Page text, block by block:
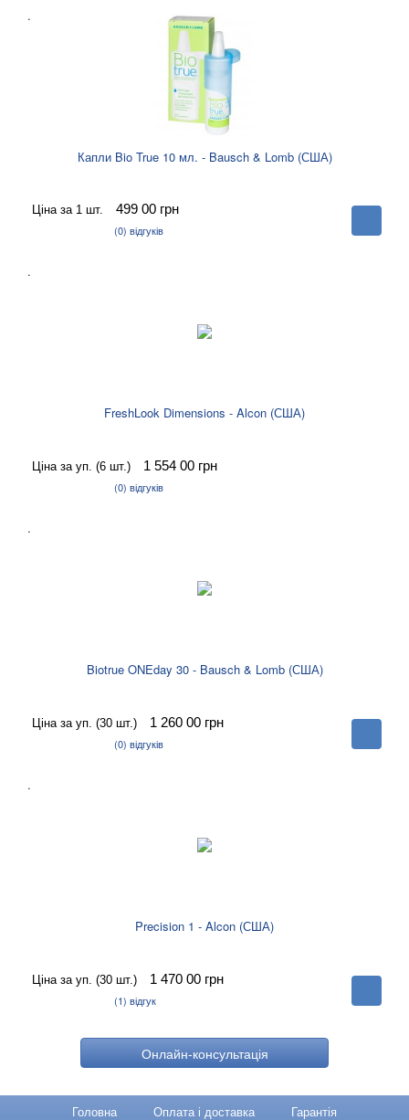
.
Капли Bio True 10 мл. - Bausch & Lomb (США)
Ціна за 1 шт. 499 00 грн
(0) відгуків
В
корзину
.
FreshLook Dimensions - Alcon (США)
Ціна за уп. (6 шт.) 1 554 00 грн
(0) відгуків
.
Biotrue ONEday 30 - Bausch & Lomb (США)
Ціна за уп. (30 шт.) 1 260 00 грн
(0) відгуків
В
корзину
.
Precision 1 - Alcon (США)
Ціна за уп. (30 шт.) 1 470 00 грн
(1) відгук
В
корзину
Онлайн-консультація
Головна Оплата і доставка Гарантія